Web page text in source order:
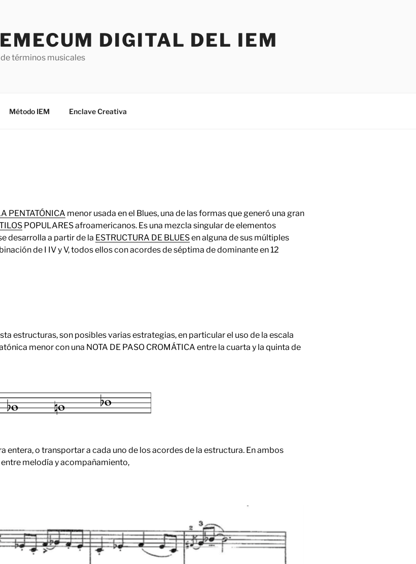
DIGITAL DEL IEM
términos musicales
Método IEM Enclave Creativa
PENTATÓNICA menor usada en el Blues, una de las formas que generó una gran
POPULARES afroamericanos. Es una mezcla singular de elementos
desarrolla a partir de la ESTRUCTURA DE BLUESen alguna de sus múltiples
de I IV y V, todos ellos con acordes de séptima de dominante en 12
estructuras, son posibles varias estrategias, en particular el uso de la escala
menor con una NOTA DE PASO CROMÁTICA entre la cuarta y la quinta de
entera, o transportar a cada uno de los acordes de la estructura. En ambos
melodía y acompañamiento,